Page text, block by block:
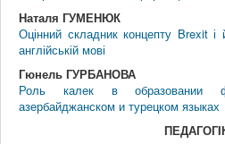
Наталя ГУМЕНЮК
Оцінний складник концепту Brexit і
англійській мові
Гюнель ГУРБАНОВА
Роль калек в образовании
азербайджанском и турецком языках